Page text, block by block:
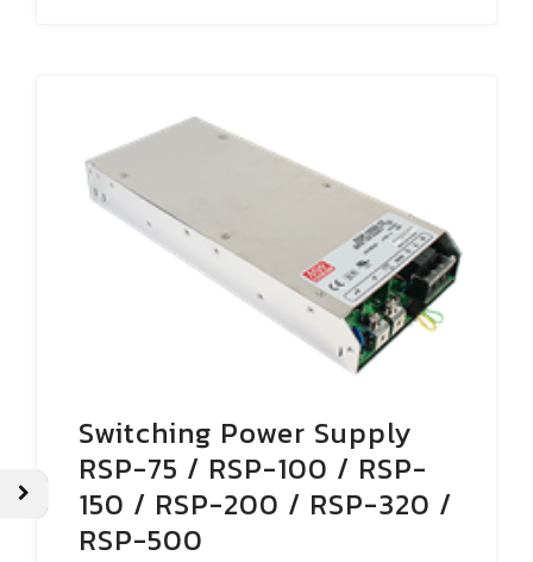
Switching Power Supply
RSP-75 / RSP-100 / RSP-
150 / RSP-200 / RSP-320 /
RSP-500